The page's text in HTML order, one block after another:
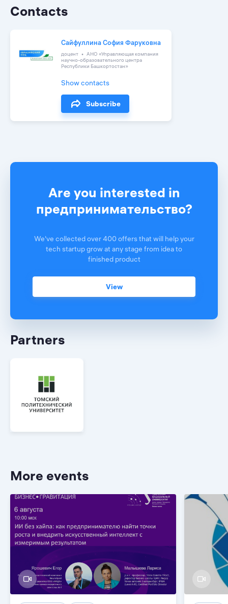
Contacts
Сайфуллина София Фаруковна
доцент
АНО «Управляющая компания
научно-образовательного центра
Республики Башкортостан»
Show contacts
Subscribe
Are you interested in
предпринимательство?
We've collected over 400 offers that will help your
tech startup grow at any stage from idea to
finished product
View
Partners
More events